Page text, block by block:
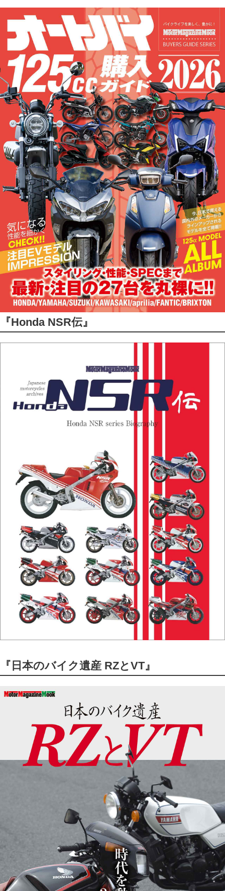
『Honda NSR伝』
『日本のバイク遺産 RZとVT』